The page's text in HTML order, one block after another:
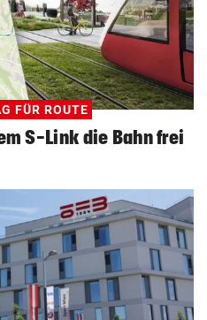
FÜR ROUTE
S-Link die Bahn frei